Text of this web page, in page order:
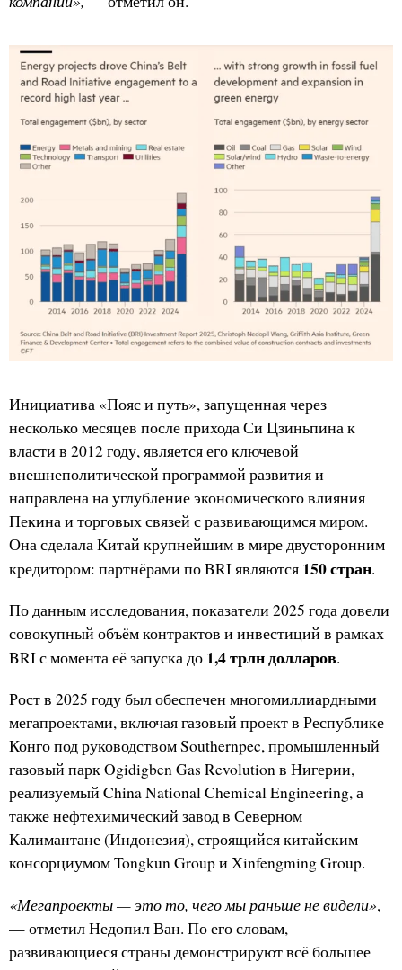
Инициатива «Пояс и путь», запущенная через
несколько месяцев после прихода Си Цзиньпина к
власти в 2012 году, является его ключевой
внешнеполитической программой развития и
направлена на углубление экономического влияния
Пекина и торговых связей с развивающимся миром.
Она сделала Китай крупнейшим в мире двусторонним
кредитором: партнёрами по BRI являются 150 стран.
По данным исследования, показатели 2025 года довели
совокупный объём контрактов и инвестиций в рамках
BRI с момента её запуска до 1,4 трлн долларов.
Рост в 2025 году был обеспечен многомиллиардными
мегапроектами, включая газовый проект в Республике
Конго под руководством Southernpec, промышленный
газовый парк Ogidigben Gas Revolution в Нигерии,
реализуемый China National Chemical Engineering, а
также нефтехимический завод в Северном
Калимантане (Индонезия), строящийся китайским
консорциумом Tongkun Group и Xinfengming Group.
«Мегапроекты — это то, чего мы раньше не видели»,
— отметил Недопил Ван. По его словам,
развивающиеся страны демонстрируют всё большее